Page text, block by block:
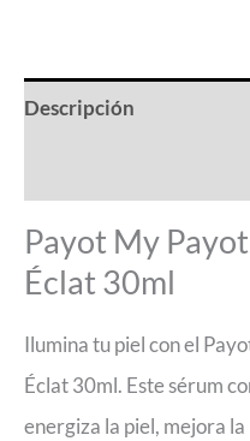
Descripción
Payot My
Éclat 30ml
Ilumina tu piel con el
Éclat 30ml. Este sérum
energiza la piel, mejora